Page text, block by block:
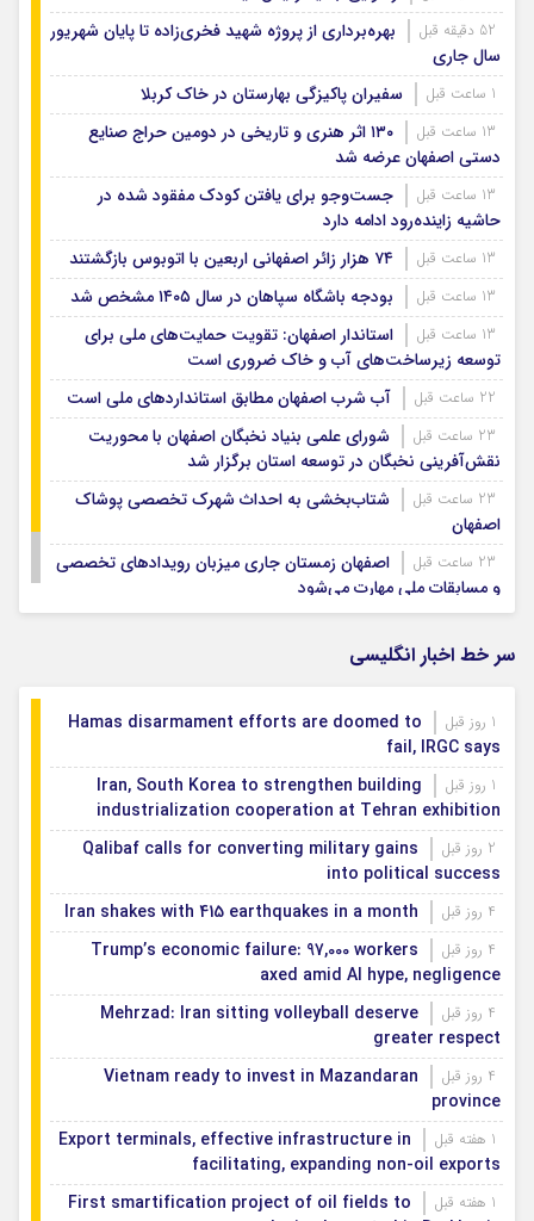
بهره‌برداری از پروژه شهید فخری‌زاده تا پایان شهریور
سال جاری
سفیران پاکیزگی بهارستان در خاک کربلا
۱۳۰ اثر هنری و تاریخی در دومین حراج صنایع
دستی اصفهان عرضه شد
جست‌وجو برای یافتن کودک مفقود شده در
حاشیه زاینده‌رود ادامه دارد
۷۴ هزار زائر اصفهانی اربعین با اتوبوس بازگشتند
بودجه باشگاه سپاهان در سال ۱۴۰۵ مشخص شد
استاندار اصفهان: تقویت حمایت‌های ملی برای
توسعه زیرساخت‌های آب و خاک ضروری است
آب شرب اصفهان مطابق استانداردهای ملی است
شورای علمی بنیاد نخبگان اصفهان با محوریت
نقش‌آفرینی نخبگان در توسعه استان برگزار شد
شتاب‌بخشی به احداث شهرک تخصصی پوشاک
اصفهان
اصفهان زمستان جاری میزبان رویدادهای تخصصی
و مسابقات ملی مهارت می‌شود
سر خط اخبار انگلیسی
Hamas disarmament efforts are doomed to
fail, IRGC says
Iran, South Korea to strengthen building
industrialization cooperation at Tehran exhibition
Qalibaf calls for converting military gains
into political success
Iran shakes with 415 earthquakes in a month
Trump’s economic failure: 97,000 workers
axed amid AI hype, negligence
Mehrzad: Iran sitting volleyball deserve
greater respect
Vietnam ready to invest in Mazandaran
province
Export terminals, effective infrastructure in
facilitating, expanding non-oil exports
First smartification project of oil fields to